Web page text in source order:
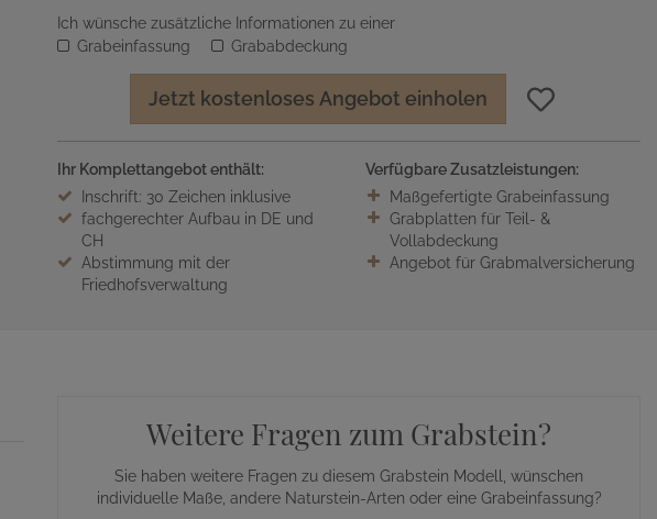
Ich wünsche zusätzliche Informationen zu einer
Grabeinfassung
Grababdeckung
Jetzt kostenloses Angebot einholen
Ihr Komplettangebot enthält:
Inschrift: 30 Zeichen inklusive
fachgerechter Aufbau in DE und
CH
Abstimmung mit der
Friedhofsverwaltung
Verfügbare Zusatzleistungen:
Maßgefertigte Grabeinfassung
Grabplatten für Teil- &
Vollabdeckung
Angebot für Grabmalversicherung
Weitere Fragen zum Grabstein?
Sie haben weitere Fragen zu diesem Grabstein Modell, wünschen
individuelle Maße, andere Naturstein-Arten oder eine Grabeinfassung?